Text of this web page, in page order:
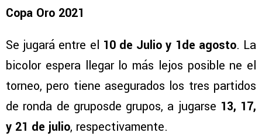
Copa Oro 2021
Se jugará entre el 10 de Julio y 1de agosto. La
bicolor espera llegar lo más lejos posible ne el
torneo, pero tiene asegurados los tres partidos
de ronda de gruposde grupos, a jugarse 13, 17,
y 21 de julio, respectivamente.